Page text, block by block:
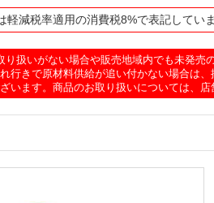
軽減税率適用の消費税8%で表記していま
扱いがない場合や販売地域内でも未発売
行きで原材料供給が追い付かない場合は
います。商品のお取り扱いについては、店